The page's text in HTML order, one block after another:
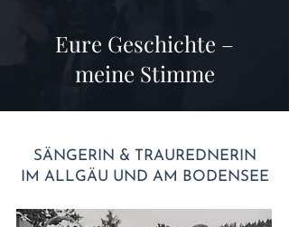
Eure Geschichte –
meine Stimme
SÄNGERIN & TRAUREDNERIN
IM ALLGÄU UND AM BODENSEE